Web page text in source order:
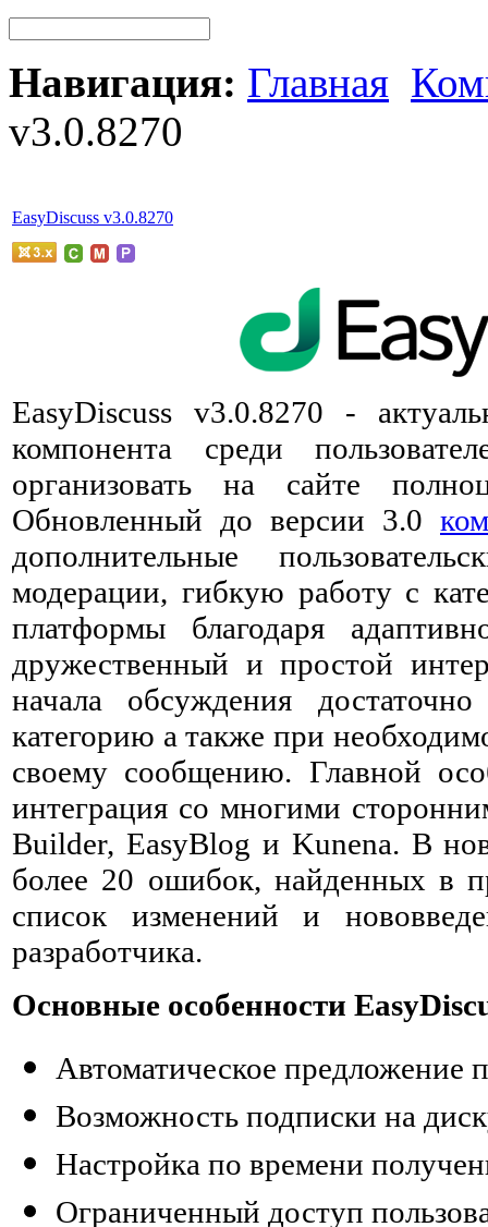
Навигация: Главная
v3.0.8270
EasyDiscuss v3.0.8270
EasyDiscuss v3.0.8270 -
компонента среди
организовать на сайте
Обновленный до версии 3.0
дополнительные
модерации, гибкую работу с
платформы благодаря
дружественный и простой
начала обсуждения
категорию а также при
своему сообщению. Главной
интеграция со многими
Builder, EasyBlog и Kunena. В
более 20 ошибок, найденных в
список изменений и
разработчика.
Основные особенности
Автоматическое предложение
Возможность подписки на
Настройка по времени
Ограниченный доступ